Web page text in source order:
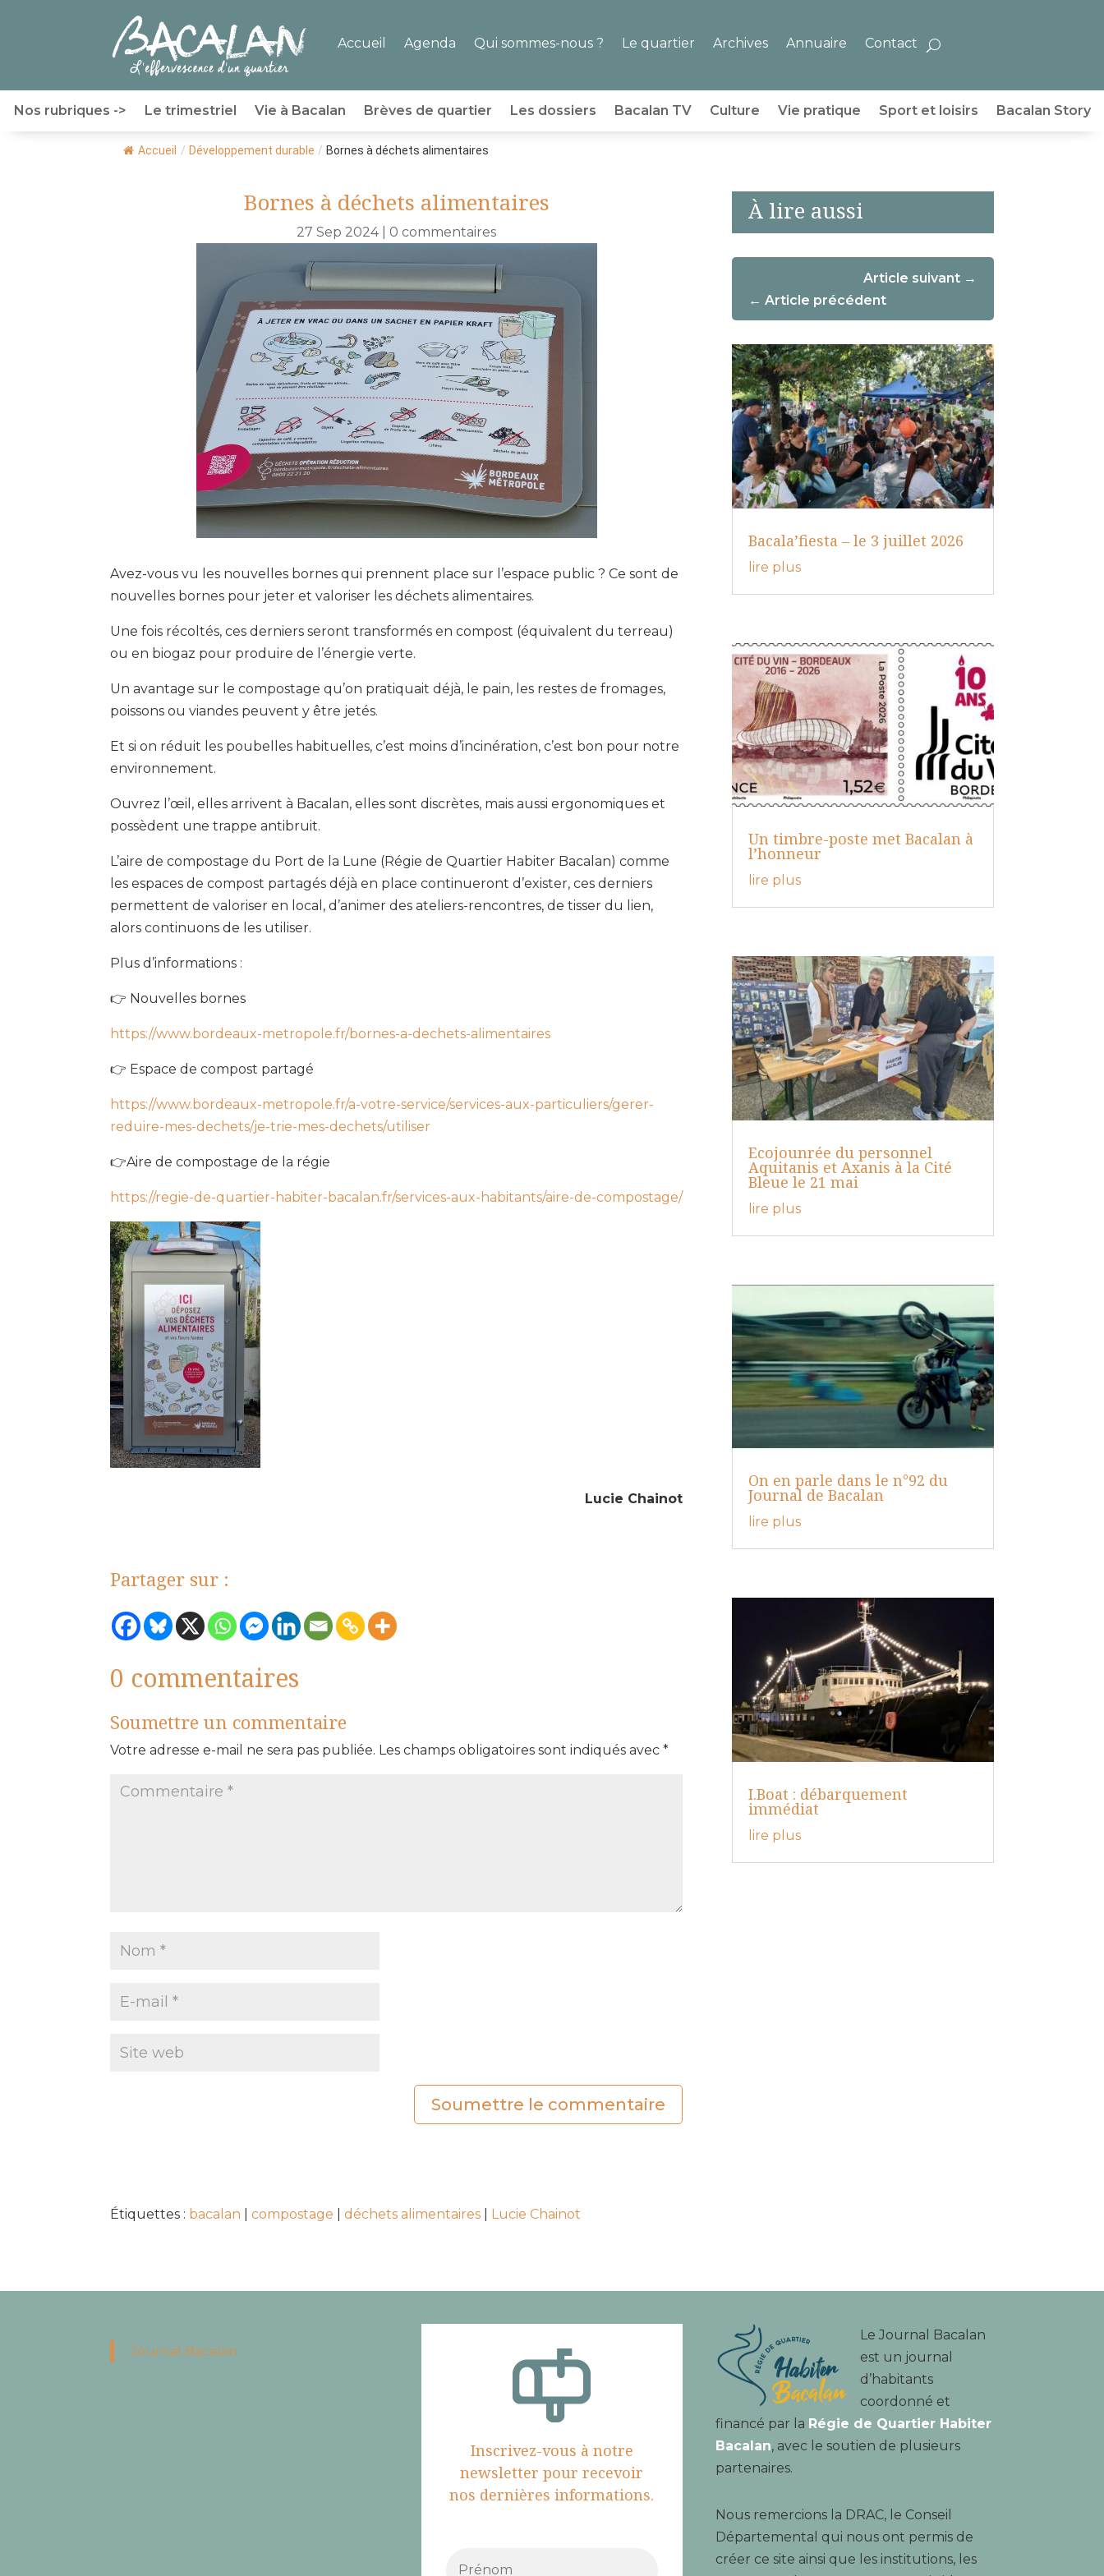
Accueil Agenda Qui sommes-nous ? Le quartier Archives Annuaire Contact
Nos rubriques -> Le trimestriel Vie à Bacalan Brèves de quartier Les dossiers Bacalan TV Culture Vie pratique Sport et loisirs Bacalan Story
Accueil / Développement durable / Bornes à déchets alimentaires
Bornes à déchets alimentaires
27 Sep 2024| 0 commentaires
Avez-vous vu les nouvelles bornes qui prennent place sur l’espace public ? Ce sont de
nouvelles bornes pour jeter et valoriser les déchets alimentaires.
Une fois récoltés, ces derniers seront transformés en compost (équivalent du terreau)
ou en biogaz pour produire de l’énergie verte.
Un avantage sur le compostage qu’on pratiquait déjà, le pain, les restes de fromages,
poissons ou viandes peuvent y être jetés.
Et si on réduit les poubelles habituelles, c’est moins d’incinération, c’est bon pour notre
environnement.
Ouvrez l’œil, elles arrivent à Bacalan, elles sont discrètes, mais aussi ergonomiques et
possèdent une trappe antibruit.
L’aire de compostage du Port de la Lune (Régie de Quartier Habiter Bacalan) comme
les espaces de compost partagés déjà en place continueront d’exister, ces derniers
permettent de valoriser en local, d’animer des ateliers-rencontres, de tisser du lien,
alors continuons de les utiliser.
Plus d’informations :
👉 Nouvelles bornes
https://www.bordeaux-metropole.fr/bornes-a-dechets-alimentaires
👉 Espace de compost partagé
https://www.bordeaux-metropole.fr/a-votre-service/services-aux-particuliers/gerer-
reduire-mes-dechets/je-trie-mes-dechets/utiliser
👉Aire de compostage de la régie
https://regie-de-quartier-habiter-bacalan.fr/services-aux-habitants/aire-de-compostage/
Lucie Chainot
Partager sur :
0 commentaires
Soumettre un commentaire
Votre adresse e-mail ne sera pas publiée. Les champs obligatoires sont indiqués avec*
Soumettre le commentaire
Étiquettes : bacalan |compostage |déchets alimentaires Lucie Chainot
À lire aussi
Article suivant
Article précédent
Bacala’fiesta – le 3 juillet 2026
lire plus
Un timbre-poste met Bacalan à
l’honneur
lire plus
Ecojounrée du personnel
Aquitanis et Axanis à la Cité
Bleue le 21 mai
lire plus
On en parle dans le n°92 du
Journal de Bacalan
lire plus
I.Boat : débarquement
immédiat
lire plus
Journal Bacalan
Inscrivez-vous à notre
newsletter pour recevoir
nos dernières informations.
Le Journal Bacalan
est un journal
d’habitants
coordonné et
financé par la Régie de Quartier Habiter
Bacalan, avec le soutien de plusieurs
partenaires.
Nous remercions la DRAC, le Conseil
Départemental qui nous ont permis de
créer ce site ainsi que les institutions, les